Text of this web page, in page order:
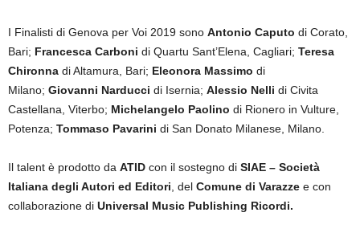
I Finalisti di Genova per Voi 2019 sono Antonio Caputo di Corato,
Bari; Francesca Carboni di Quartu Sant’Elena, Cagliari; Teresa
Chironna di Altamura, Bari; Eleonora Massimo di
Milano; Giovanni Narducci di Isernia; Alessio Nelli di Civita
Castellana, Viterbo; Michelangelo Paolino di Rionero in Vulture,
Potenza; Tommaso Pavarini di San Donato Milanese, Milano.
Il talent è prodotto da ATID con il sostegno di SIAE – Società
Italiana degli Autori ed Editori , del Comune di Varazze e con
collaborazione di Universal Music Publishing Ricordi.